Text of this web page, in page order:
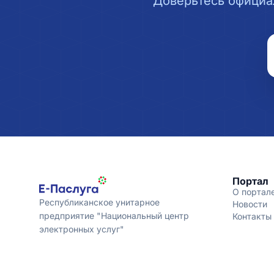
Республиканское унитарное
предприятие "Национальный центр
электронных услуг"
Портал
О
Новости
Контакты